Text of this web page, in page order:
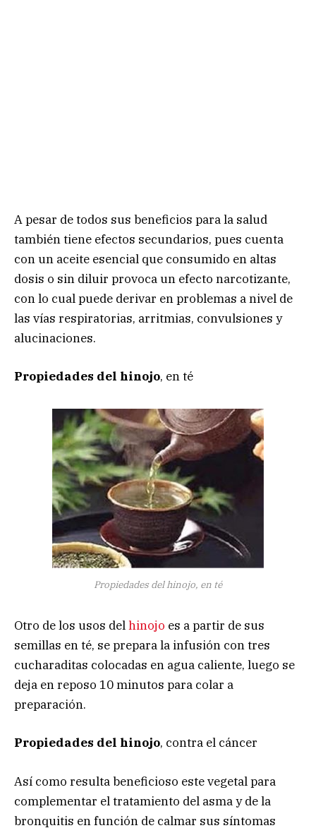
A pesar de todos sus beneficios para la salud
también tiene efectos secundarios, pues cuenta
con un aceite esencial que consumido en altas
dosis o sin diluir provoca un efecto narcotizante,
con lo cual puede derivar en problemas a nivel de
las vías respiratorias, arritmias, convulsiones y
alucinaciones.
Propiedades del hinojo, en té
Propiedades del hinojo, en té
Otro de los usos delhinojo es a partir de sus
semillas en té, se prepara la infusión con tres
cucharaditas colocadas en agua caliente, luego se
deja en reposo 10 minutos para colar a
preparación.
Propiedades del hinojo, contra el cáncer
Así como resulta beneficioso este vegetal para
complementar el tratamiento del asma y de la
bronquitis en función de calmar sus síntomas